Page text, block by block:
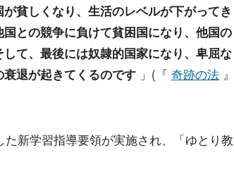
貧しくなり、生活のレベルが下がってき
との競争に負けて貧困国になり、他国の
て、最後には奴隷的国家になり、卑屈な
退が起きてくるのです 」(『 奇跡の法 』
新学習指導要領が実施され、「ゆとり教